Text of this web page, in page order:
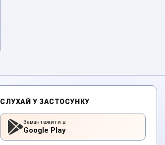
СЛУХАЙ У ЗАСТОСУНКУ
Завантажити в
Google Play